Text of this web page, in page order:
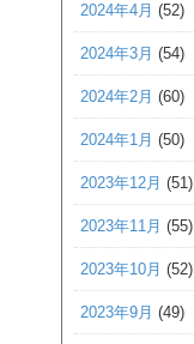
2024年4月 (52)
2024年3月 (54)
2024年2月 (60)
2024年1月 (50)
2023年12月 (51)
2023年11月 (55)
2023年10月 (52)
2023年9月 (49)